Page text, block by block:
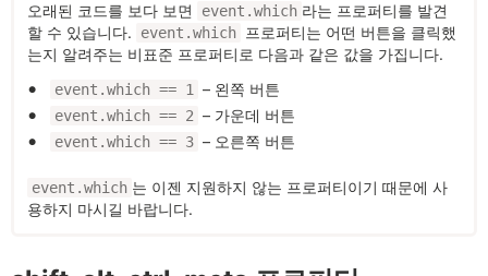
오래된 코드를 보다 보면 event.which 라는 프로퍼티를 발견
할 수 있습니다.
event.which
프로퍼티는 어떤 버튼을 클릭했
는지 알려주는 비표준 프로퍼티로 다음과 같은 값을 가집니다.
event.which == 1 – 왼쪽 버튼
event.which == 2 – 가운데 버튼
event.which == 3 – 오른쪽 버튼
event.which 는 이젠 지원하지 않는 프로퍼티이기 때문에 사
용하지 마시길 바랍니다.